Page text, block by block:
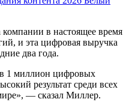
компании в настоящее время
и эта цифровая выручка
два года.
в 1 миллион цифровых
результат среди всех
— сказал Миллер.